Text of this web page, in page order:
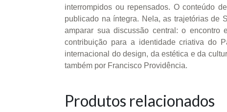
interrompidos ou repensados. O conteúdo
publicado na íntegra. Nela, as trajetórias de
amparar sua discussão central: o
contribuição para a identidade criativa do
internacional do design, da estética e da
também por Francisco Providência.
Produtos relacionados